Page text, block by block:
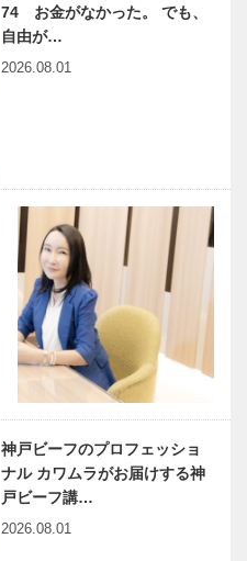
74 お金がなかった。 でも、
自由が…
2026.08.01
神戸ビーフのプロフェッショ
ナル カワムラがお届けする神
戸ビーフ講…
2026.08.01